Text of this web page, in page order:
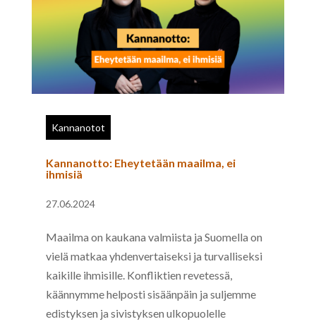
Kannanotot
Kannanotto: Eheytetään maailma, ei
ihmisiä
27.06.2024
Maailma on kaukana valmiista ja Suomella on
vielä matkaa yhdenvertaiseksi ja turvalliseksi
kaikille ihmisille. Konfliktien revetessä,
käännymme helposti sisäänpäin ja suljemme
edistyksen ja sivistyksen ulkopuolelle